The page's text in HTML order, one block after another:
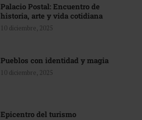
Palacio Postal: Encuentro de
historia, arte y vida cotidiana
10 diciembre, 2025
Pueblos con identidad y magia
10 diciembre, 2025
Epicentro del turismo